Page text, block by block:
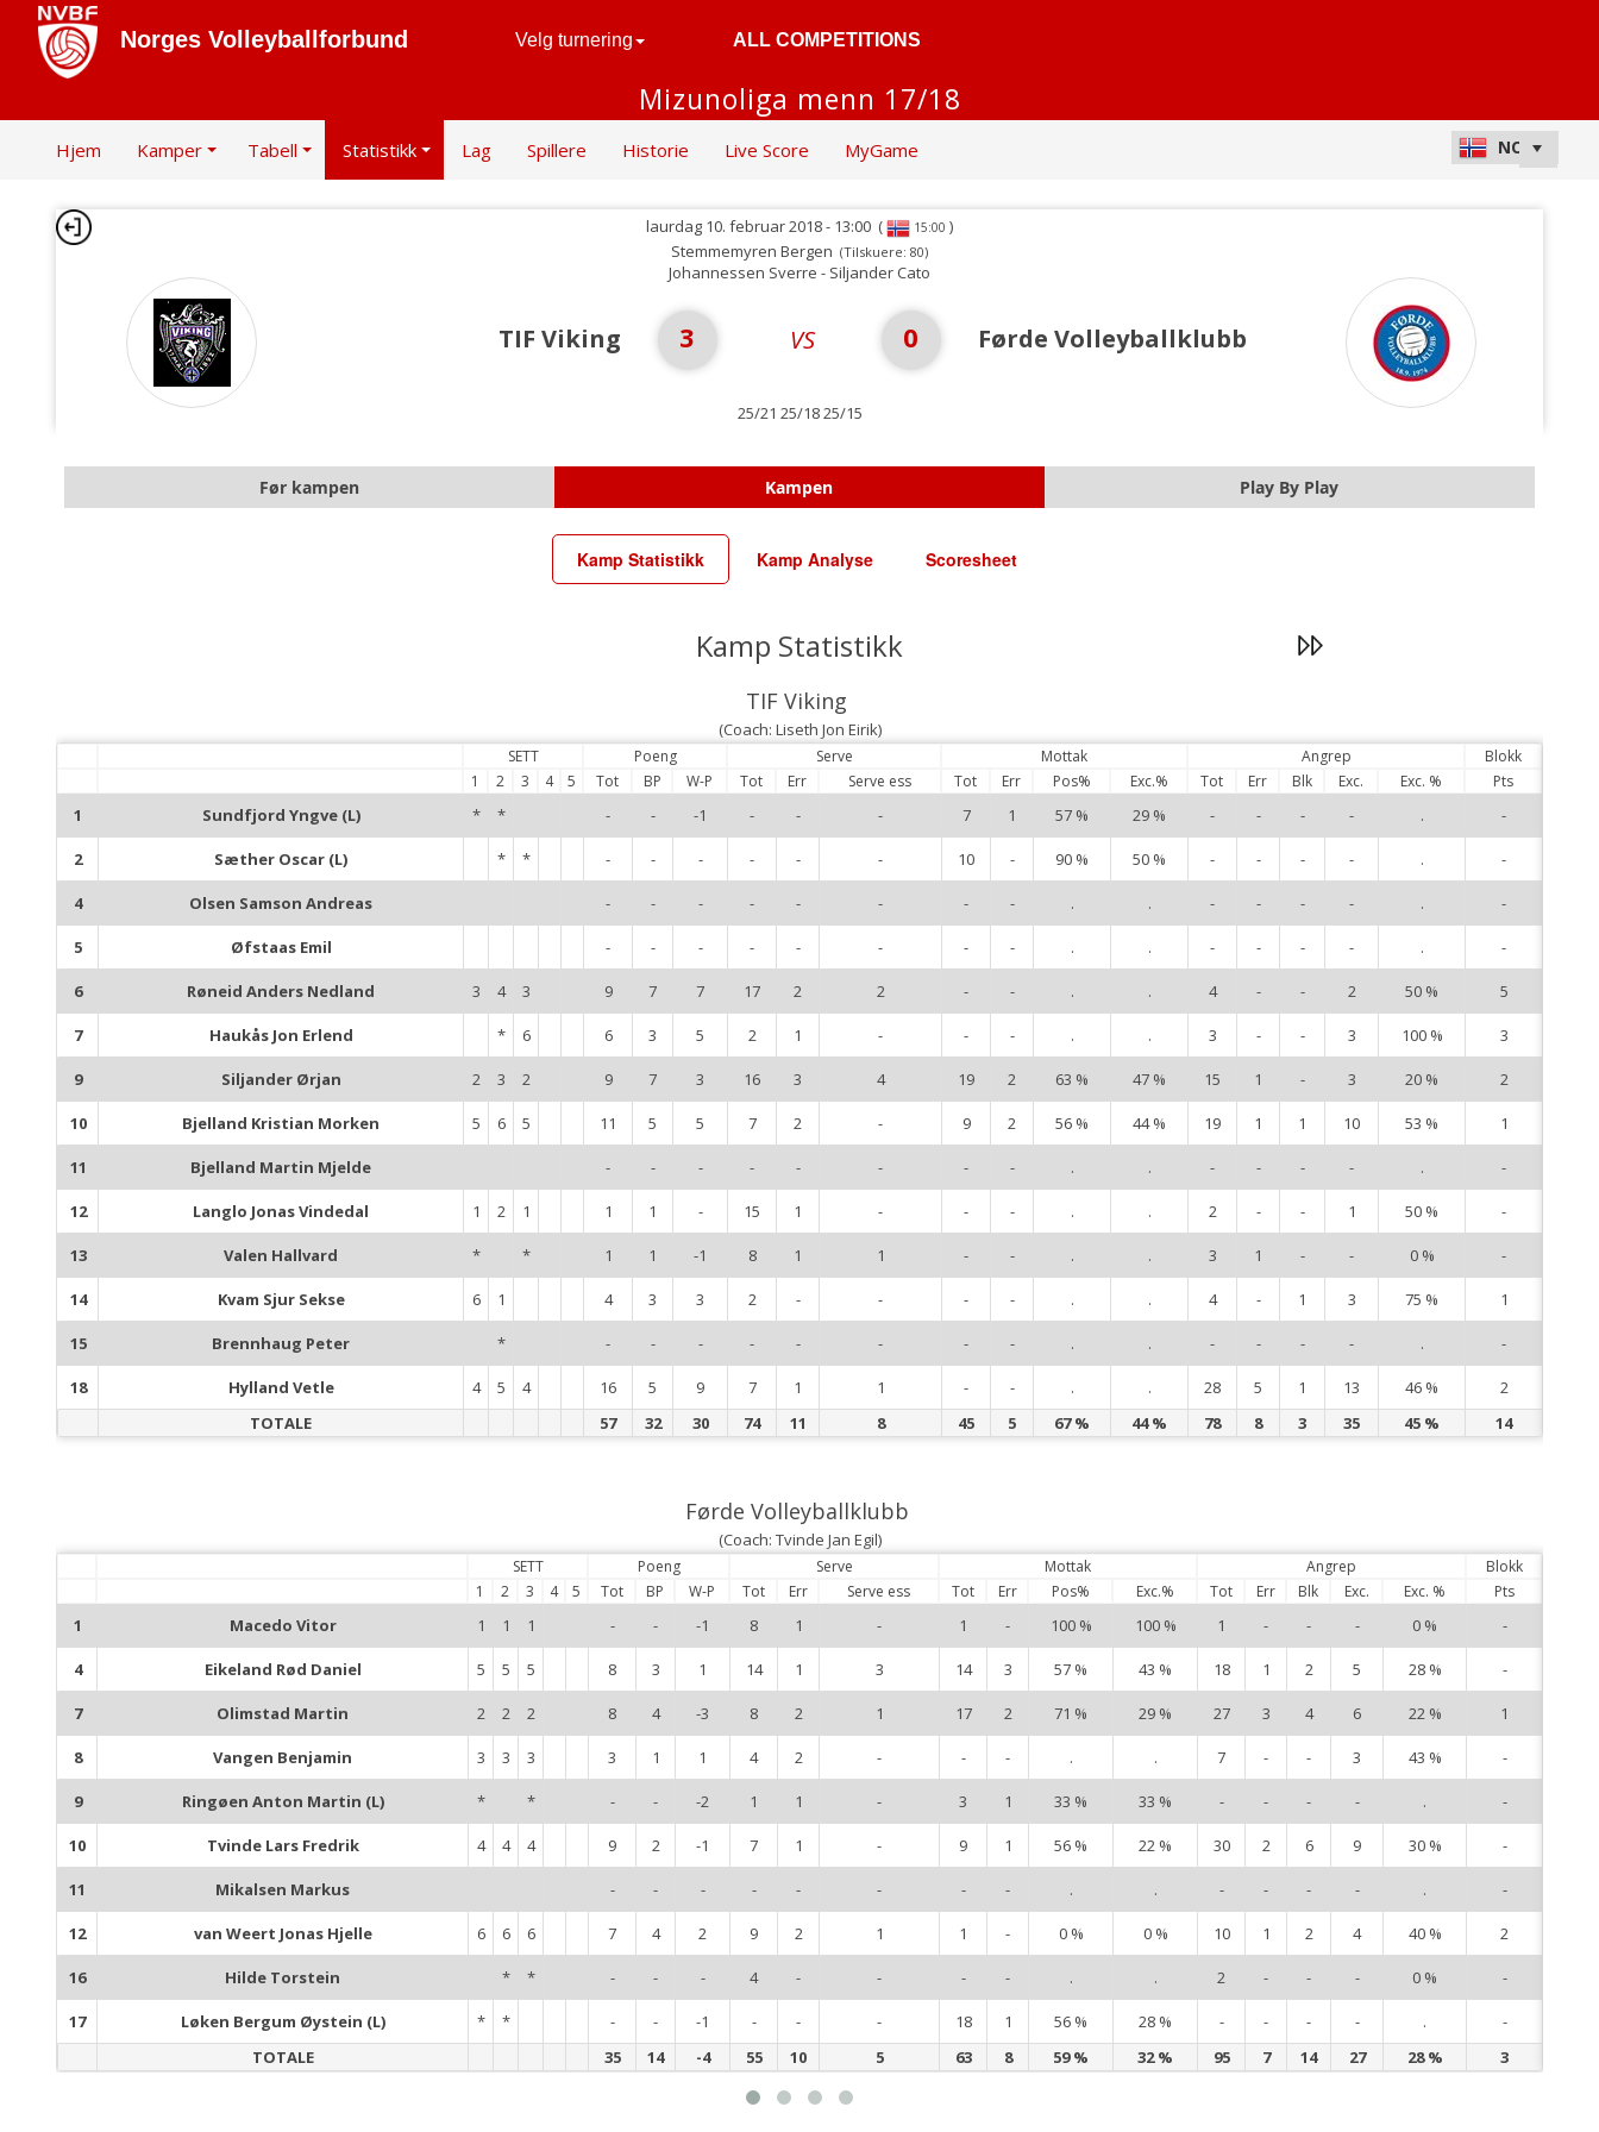
Norges Volleyballforbund Velg turnering ALL COMPETITIONS
Mizunoliga menn 17/18
Hjem Kamper Tabell Statistikk Lag Spillere Historie Live Score MyGame
laurdag 10. februar 2018 - 13:00 ( 15:00 )
Stemmemyren Bergen (Tilskuere: 80)
Johannessen Sverre - Siljander Cato
TIF Viking 3 VS 0 Førde Volleyballklubb
25/21 25/18 25/15
Før kampen Kampen Play By Play
Kamp Statistikk Kamp Analyse Scoresheet
Kamp Statistikk
TIF Viking
(Coach: Liseth Jon Eirik)
SETT Poeng Serve Mottak Angrep
Blokk
1
2 3 4 5 Tot BP W-P Tot Err Serve ess Tot Err Pos% Exc.% Tot Err Blk Exc. Exc. % Pts
1 Sundfjord Yngve (L) * * - - -1 - - - 7 1 57 % 29 % - - - - . -
2 Sæther Oscar (L) * * - - - - - - 10 - 90 % 50 % - - - - . -
4 Olsen Samson Andreas - - - - - - - - . . - - - - . -
5 Øfstaas Emil - - - - - - - - . . - - - - . -
6 Røneid Anders Nedland 3 4 3 9 7 7 17 2 2 - - . . 4 - - 2 50 % 5
7 Haukås Jon Erlend * 6 6 3 5 2 1 - - - . . 3 - - 3 100 % 3
9 Siljander Ørjan 2 3 2 9 7 3 16 3 4 19 2 63 % 47 % 15 1 - 3 20 % 2
10 Bjelland Kristian Morken 5 6 5 11 5 5 7 2 - 9 2 56 % 44 % 19 1 1 10 53 % 1
11 Bjelland Martin Mjelde - - - - - - - - . . - - - - . -
12 Langlo Jonas Vindedal 1 2 1 1 1 - 15 1 - - - . . 2 - - 1 50 % -
13 Valen Hallvard * * 1 1 -1 8 1 1 - - . . 3 1 - - 0 % -
14 Kvam Sjur Sekse 6 1 4 3 3 2 - - - - . . 4 - 1 3 75 % 1
15 Brennhaug Peter * - - - - - - - - . . - - - - . -
18 Hylland Vetle 4 5 4 16 5 9 7 1 1 - - . . 28 5 1 13 46 %
2
TOTALE
57 32 30 74 11 8 45 5 67 % 44 % 78 8 3 35 45 % 14
Førde Volleyballklubb
(Coach: Tvinde Jan Egil)
SETT Poeng Serve Mottak Angrep
Blokk
1
2 3 4 5 Tot BP W-P Tot Err Serve ess Tot Err Pos% Exc.% Tot Err Blk Exc. Exc. % Pts
1 Macedo Vitor 1 1 1 - - -1 8 1 - 1 - 100 % 100 % 1 - - - 0 % -
4 Eikeland Rød Daniel 5 5 5 8 3 1 14 1 3 14 3 57 % 43 % 18 1 2 5 28 % -
7 Olimstad Martin 2 2 2 8 4 -3 8 2 1 17 2 71 % 29 % 27 3 4 6 22 % 1
8 Vangen Benjamin 3 3 3 3 1 1 4 2 - - - . . 7 - - 3 43 % -
9 Ringøen Anton Martin (L) * * - - -2 1 1 - 3 1 33 % 33 % - - - - . -
10 Tvinde Lars Fredrik 4 4 4 9 2 -1 7 1 - 9 1 56 % 22 % 30 2 6 9 30 % -
11 Mikalsen Markus - - - - - - - - . . - - - - . -
12 van Weert Jonas Hjelle 6 6 6 7 4 2 9 2 1 1 - 0 % 0 % 10 1 2 4 40 % 2
16 Hilde Torstein * * - - - 4 - - - - . . 2 - - - 0 % -
17 Løken Bergum Øystein (L) * * - - -1 - - - 18 1 56 % 28 % - - - - .
-
TOTALE
35 14 -4 55 10 5 63 8 59 % 32 % 95 7 14 27 28 % 3